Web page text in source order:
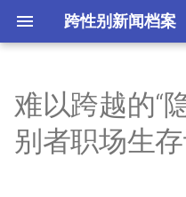
跨性别新闻档案
e
正文
难以跨越的“
别者职场生